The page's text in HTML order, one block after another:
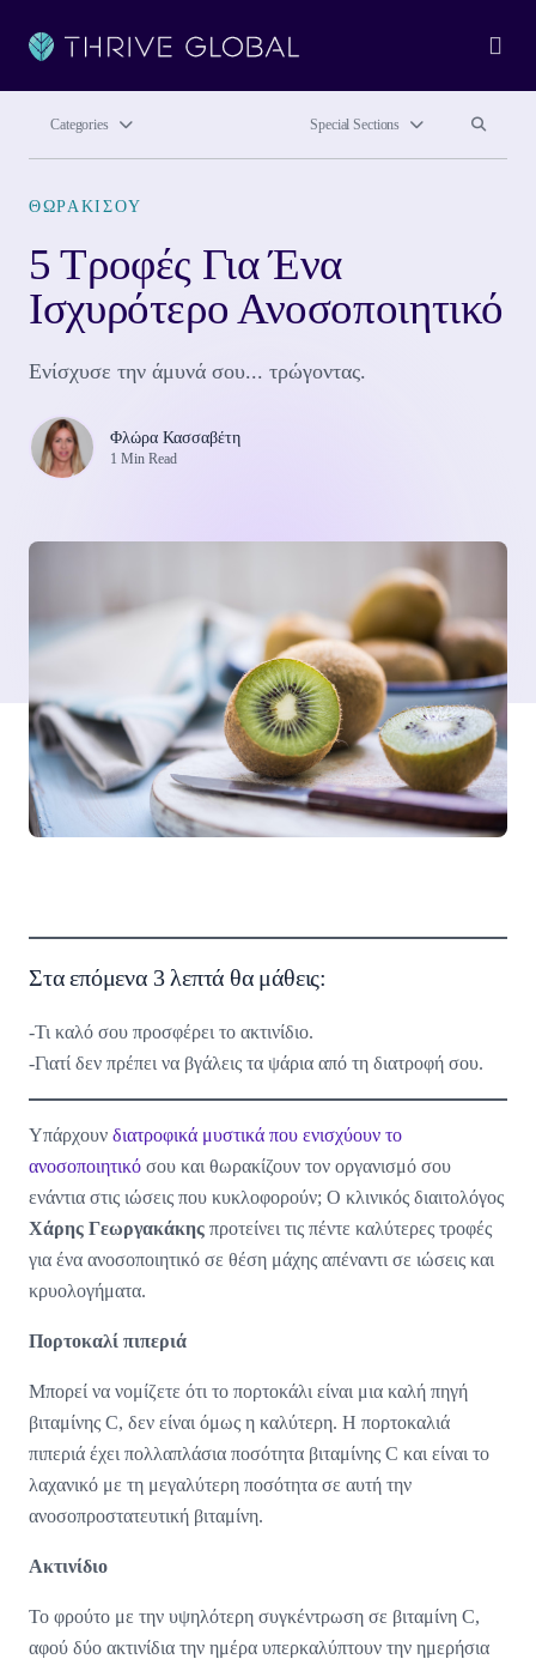
Categories Special Sections Search site
ΘΩΡΑΚΙΣΟΥ
5 Τροφές Για Ένα
Ισχυρότερο Ανοσοποιητικό
Ενίσχυσε την άμυνά σου... τρώγοντας.
Φλώρα Κασσαβέτη
1 Min Read
Στα επόμενα 3 λεπτά θα μάθεις:
-Τι καλό σου προσφέρει το ακτινίδιο.
-Γιατί δεν πρέπει να βγάλεις τα ψάρια από τη διατροφή σου.
Υπάρχουν διατροφικά μυστικά που ενισχύουν το
ανοσοποιητικό σου και θωρακίζουν τον οργανισμό σου
ενάντια στις ιώσεις που κυκλοφορούν; Ο κλινικός διαιτολόγος
Χάρης Γεωργακάκης προτείνει τις πέντε καλύτερες τροφές
για ένα ανοσοποιητικό σε θέση μάχης απέναντι σε ιώσεις και
κρυολογήματα.
Πορτοκαλί πιπεριά
Μπορεί να νομίζετε ότι το πορτοκάλι είναι μια καλή πηγή
βιταμίνης C, δεν είναι όμως η καλύτερη. Η πορτοκαλιά
πιπεριά έχει πολλαπλάσια ποσότητα βιταμίνης C και είναι το
λαχανικό με τη μεγαλύτερη ποσότητα σε αυτή την
ανοσοπροστατευτική βιταμίνη.
Ακτινίδιο
Το φρούτο με την υψηλότερη συγκέντρωση σε βιταμίνη C,
αφού δύο ακτινίδια την ημέρα υπερκαλύπτουν την ημερήσια